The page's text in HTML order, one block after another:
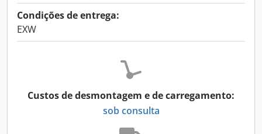
Condições de entrega:
EXW
Custos de desmontagem e de carregamento:
sob consulta